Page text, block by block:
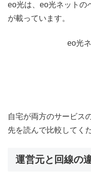
eo光は、eo光ネットの
が載っています。
eo光
自宅が両方のサービス
先を読んで比較してく
運営元と回線の